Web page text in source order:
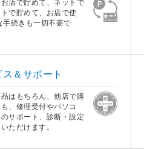
店で貯めて、ネットで
で貯めて、お店で使
手続きも一切不要で
ス＆サポート
はもちろん、他店で購
、修理受付やパソコ
サポート、診断・設定
ただけます。